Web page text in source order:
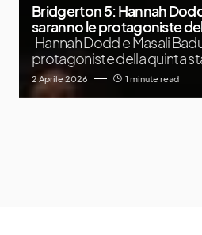
Bridgerton 5: Hannah
saranno le protagoniste
Hannah Dodd e Masali
protagoniste della quinta
2 Aprile 2026 1 minute read